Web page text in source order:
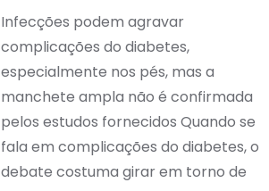
Infecções podem agravar
complicações do diabetes,
especialmente nos pés, mas a
manchete ampla não é confirmada
pelos estudos fornecidos Quando se
fala em complicações do diabetes, o
debate costuma girar em torno de